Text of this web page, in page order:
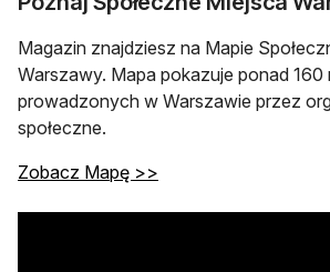
Magazin znajdziesz na Mapie
Warszawy. Mapa pokazuje ponad 160
prowadzonych w Warszawie przez
społeczne.
Zobacz Mapę >>